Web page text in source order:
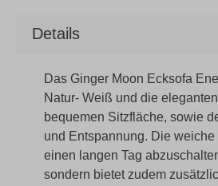
Details
Das Ginger Moon Ecksofa
Natur- Weiß und die
bequemen Sitzfläche, sowie
und Entspannung. Die
einen langen Tag
sondern bietet zudem